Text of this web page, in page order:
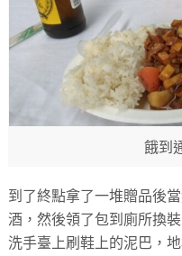
餓到
到了終點拿了一堆贈品後
酒，然後領了包到廁所換
洗手臺上刷鞋上的泥巴，